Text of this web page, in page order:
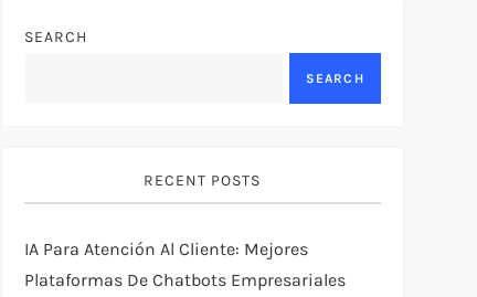
SEARCH
SEARCH
RECENT POSTS
IA Para Atención Al Cliente: Mejores
Plataformas De Chatbots Empresariales